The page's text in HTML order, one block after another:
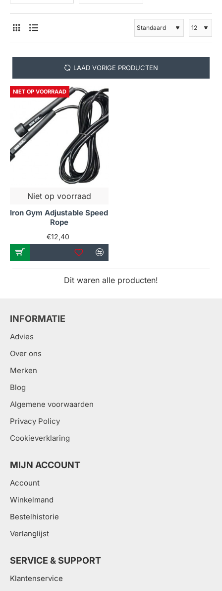
LAAD VORIGE PRODUCTEN
NIET OP VOORRAAD
Niet op voorraad
Iron Gym Adjustable Speed
Rope
€12,40
Dit waren alle producten!
INFORMATIE
Advies
Over ons
Merken
Blog
Algemene voorwaarden
Privacy Policy
Cookieverklaring
MIJN ACCOUNT
Account
Winkelmand
Bestelhistorie
Verlanglijst
SERVICE & SUPPORT
Klantenservice